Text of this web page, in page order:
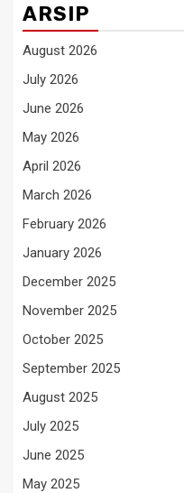
ARSIP
August 2026
July 2026
June 2026
May 2026
April 2026
March 2026
February 2026
January 2026
December 2025
November 2025
October 2025
September 2025
August 2025
July 2025
June 2025
May 2025